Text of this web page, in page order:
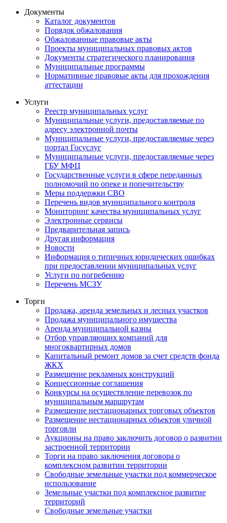
Документы
Каталог документов
Порядок обжалования
Обжалованные правовые акты
Проекты муниципальных правовых актов
Документы стратегического планирования
Муниципальные программы
Нормативные правовые акты для прохождения
аттестации
Услуги
Реестр муниципальных услуг
Муниципальные услуги, предоставляемые по
адресу электронной почты
Муниципальные услуги, предоставляемые через
портал Госуслуг
Муниципальные услуги, предоставляемые через
ГБУ МФЦ
Государственные услуги в сфере переданных
полномочий по опеке и попечительству
Меры поддержки СВО
Перечень видов муниципального контроля
Мониторинг качества муниципальных услуг
Электронные сервисы
Предварительная запись
Другая информация
Новости
Информация о типичных юридических ошибках
при предоставлении муниципальных услуг
Услуги по погребению
Перечень МСЗУ
Торги
Продажа, аренда земельных и лесных участков
Продажа муниципального имущества
Аренда муниципальной казны
Отбор управляющих компаний для
многоквартирных домов
Капитальный ремонт домов за счет средств фонда
ЖКХ
Размещение рекламных конструкций
Концессионные соглашения
Конкурсы на осуществление перевозок по
муниципальным маршрутам
Размещение нестационарных торговых объектов
Размещение нестационарных объектов уличной
торговли
Аукционы на право заключить договор о развитии
застроенной территории
Торги на право заключения договора о
комплексном развитии территории
Свободные земельные участки под коммерческое
использование
Земельные участки под комплексное развитие
территорий
Свободные земельные участки